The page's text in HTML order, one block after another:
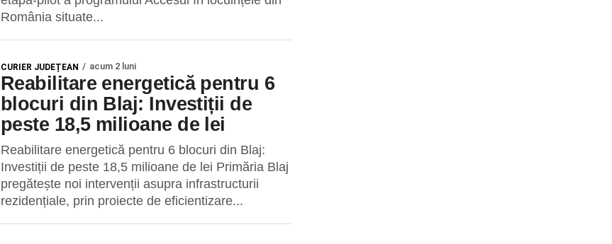
România situate...
CURIER JUDEȚEAN acum 2 luni
Reabilitare energetică pentru 6
blocuri din Blaj: Investiții de
peste 18,5 milioane de lei
Reabilitare energetică pentru 6 blocuri din Blaj:
Investiții de peste 18,5 milioane de lei Primăria Blaj
pregătește noi intervenții asupra infrastructurii
rezidențiale, prin proiecte de eficientizare...